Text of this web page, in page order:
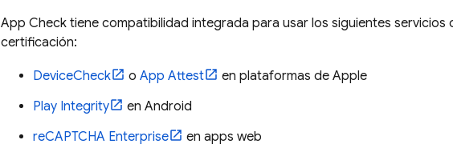
App Check tiene compatibilidad integrada para usar los siguientes
certificación:
DeviceCheck o App Attest
en plataformas de Apple
Play Integrity
en Android
reCAPTCHA Enterprise
en apps web